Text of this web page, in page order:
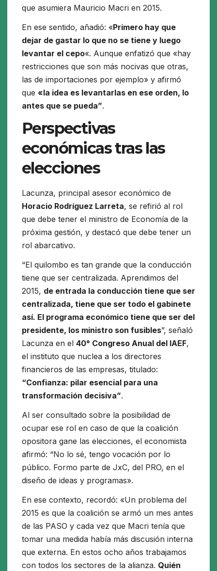
que asumiera Mauricio Macri en 2015.
En ese sentido, añadió: «Primero hay que
dejar de gastar lo que no se tiene y luego
levantar el cepo«. Aunque enfatizó que «hay
restricciones que son más nocivas que otras,
las de importaciones por ejemplo» y afirmó
que «la idea es levantarlas en ese orden, lo
antes que se pueda”.
Perspectivas
económicas tras las
elecciones
Lacunza, principal asesor económico de
Horacio Rodríguez Larreta, se refirió al rol
que debe tener el ministro de Economía de la
próxima gestión, y destacó que debe tener un
rol abarcativo.
“El quilombo es tan grande que la conducción
tiene que ser centralizada. Aprendimos del
2015, de entrada la conducción tiene que ser
centralizada, tiene que ser todo el gabinete
así. El programa económico tiene que ser del
presidente, los ministro son fusibles”, señaló
Lacunza en el 40° Congreso Anual del IAEF,
el instituto que nuclea a los directores
financieros de las empresas, titulado:
“Confianza: pilar esencial para una
transformación decisiva”.
Al ser consultado sobre la posibilidad de
ocupar ese rol en caso de que la coalición
opositora gane las elecciones, el economista
afirmó: “No lo sé, tengo vocación por lo
público. Formo parte de JxC, del PRO, en el
diseño de ideas y programas».
En ese contexto, recordó: «Un problema del
2015 es que la coalición se armó un mes antes
de las PASO y cada vez que Macri tenía que
tomar una medida había más discusión interna
que externa. En estos ocho años trabajamos
con todos los sectores de la alianza. Quién